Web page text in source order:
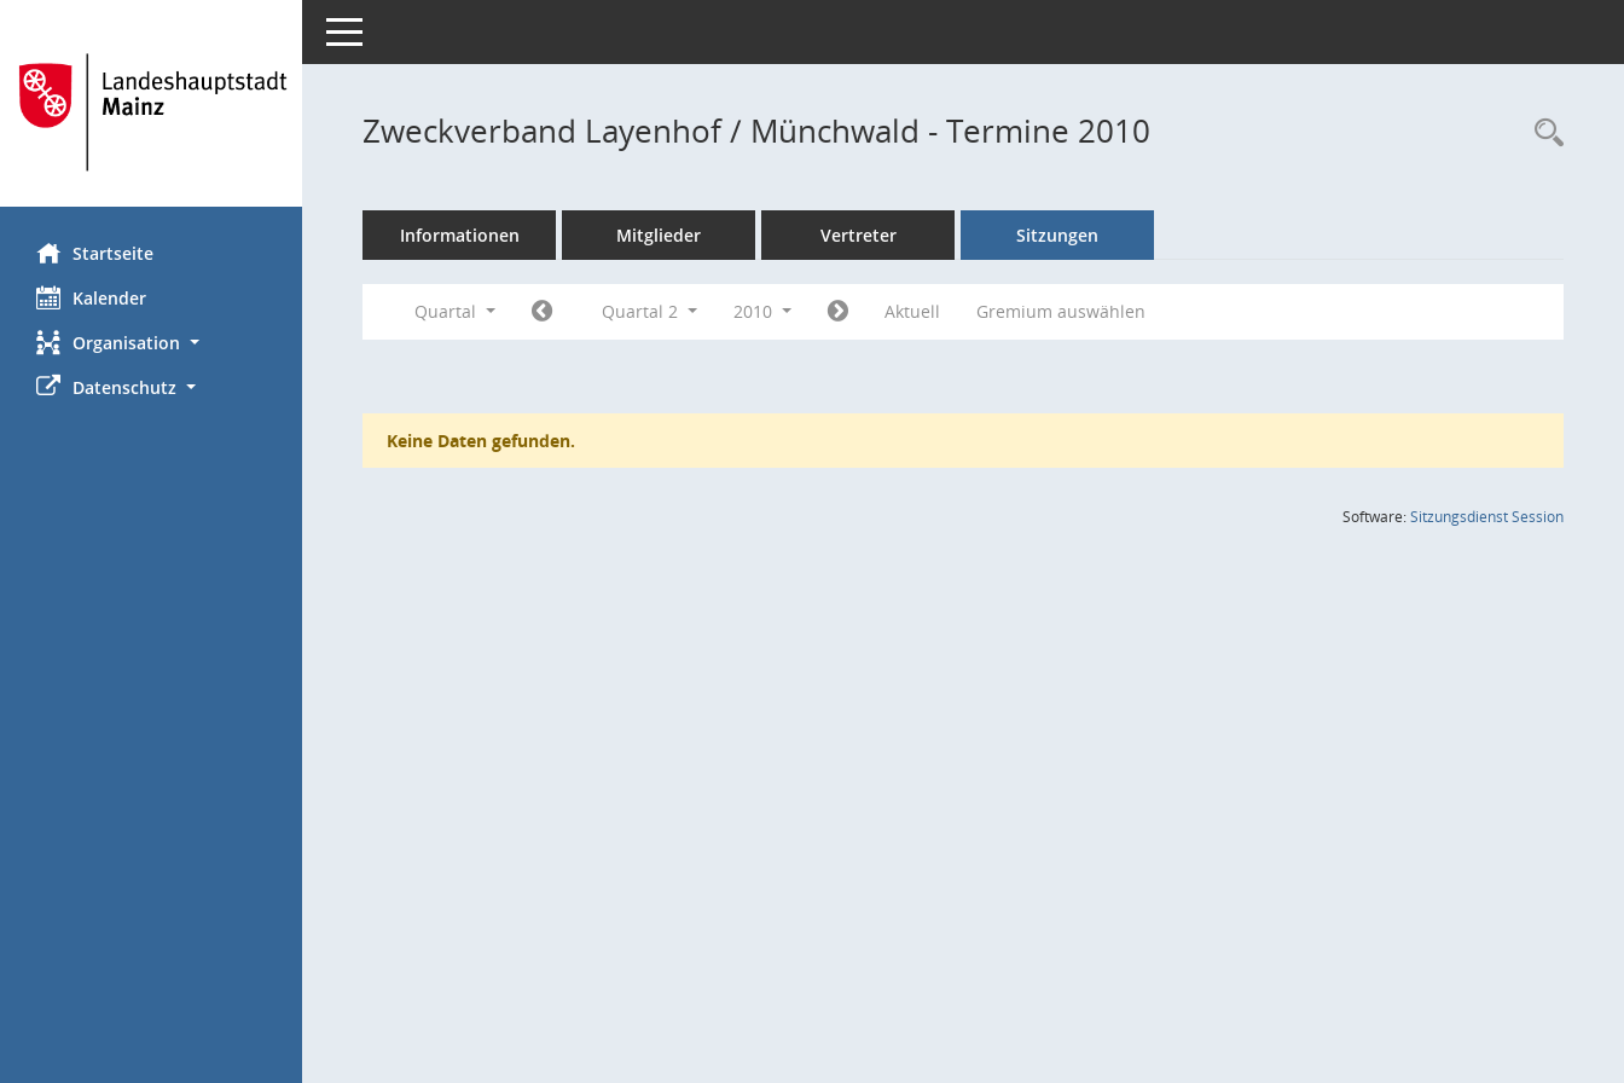
Startseite
Kalender
Organisation
Datenschutz
Toggle navigation
Zweckverband Layenhof / Münchwald - Termine 2010
Informationen Mitglieder Vertreter Sitzungen
Quartal Quartal 2 2010 Aktuell Gremium auswählen
Keine Daten gefunden.
Software:SitzungsdienstSession(Wird in